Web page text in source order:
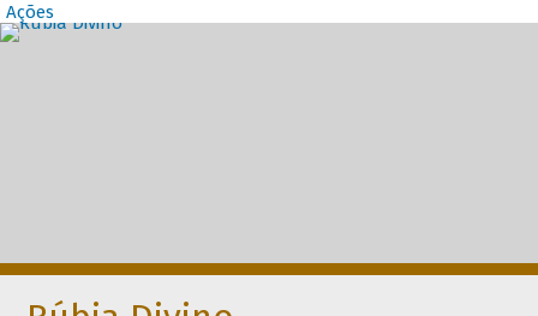
Ações
Destaques